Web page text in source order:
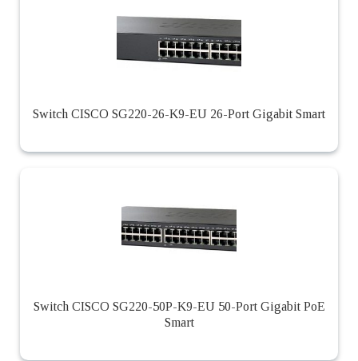
Switch CISCO SG220-26-K9-EU 26-Port Gigabit Smart
Switch CISCO SG220-50P-K9-EU 50-Port Gigabit PoE
Smart